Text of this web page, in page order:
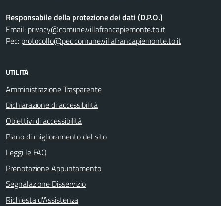
Responsabile della protezione dei dati (D.P.O.)
Email: privacy@comune.villafrancapiemonte.to.it
Pec: protocollo@pec.comune.villafrancapiemonte.to.it
UTILITÀ
Amministrazione Trasparente
Dichiarazione di accessibilità
Obiettivi di accessibilità
Piano di miglioramento del sito
Leggi le FAQ
Prenotazione Appuntamento
Segnalazione Disservizio
Richiesta d'Assistenza